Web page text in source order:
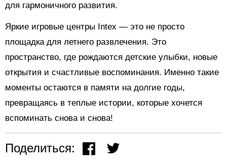
для гармоничного развития.
Яркие игровые центры Intex — это не просто
площадка для летнего развлечения. Это
пространство, где рождаются детские улыбки, новые
открытия и счастливые воспоминания. Именно такие
моменты остаются в памяти на долгие годы,
превращаясь в теплые истории, которые хочется
вспоминать снова и снова!
Поделиться: